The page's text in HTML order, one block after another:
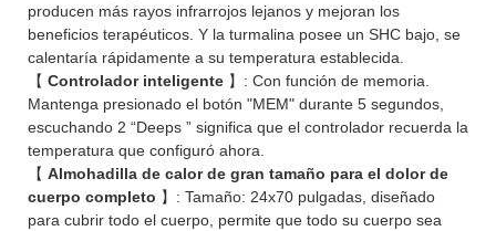
producen más rayos infrarrojos lejanos y mejoran los
beneficios terapéuticos. Y la turmalina posee un SHC bajo, se
calentaría rápidamente a su temperatura establecida.
【 Controlador inteligente 】: Con función de memoria.
Mantenga presionado el botón "MEM" durante 5 segundos,
escuchando 2 “Deeps ” significa que el controlador recuerda la
temperatura que configuró ahora.
【 Almohadilla de calor de gran tamaño para el dolor de
cuerpo completo 】: Tamaño: 24x70 pulgadas, diseñado
para cubrir todo el cuerpo, permite que todo su cuerpo sea